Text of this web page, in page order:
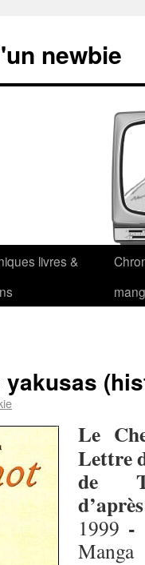
newbie
livres &
yakusas
Le
Lettre
de
1999 -
Manga